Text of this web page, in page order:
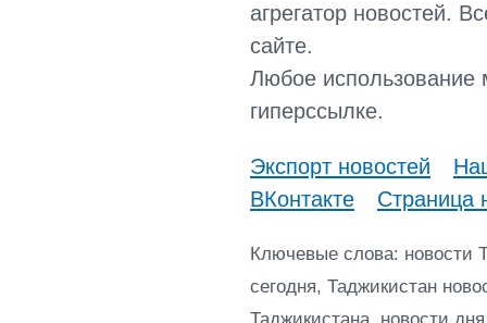
агрегатор новостей.
сайте.
Любое использование
гиперссылке.
Экспорт новостей
ВКонтакте
Страница
Ключевые слова: новости
сегодня, Таджикистан